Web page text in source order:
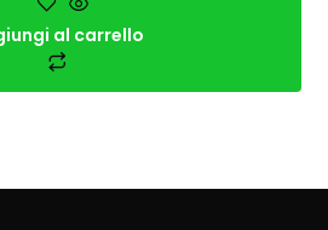
al carrello